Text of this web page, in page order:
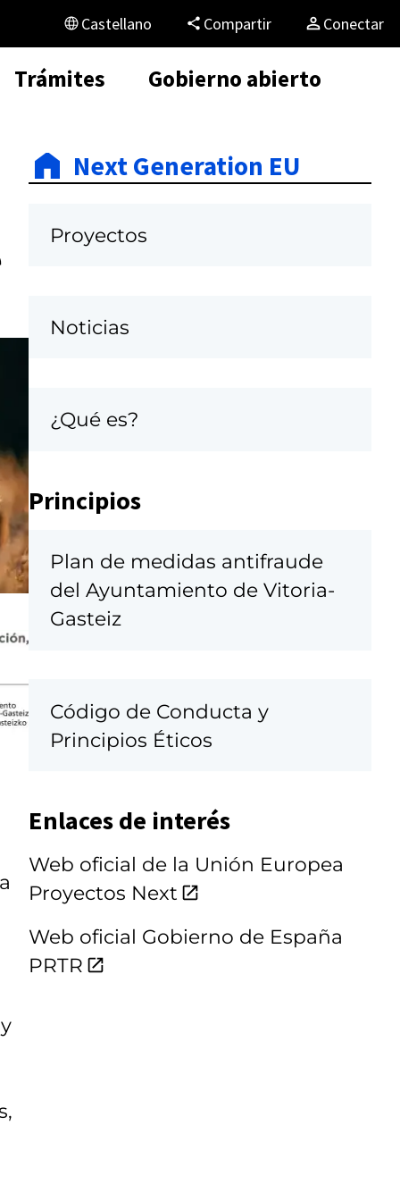
Castellano Compartir Conectar
Trámites Gobierno abierto
Next Generation EU
Proyectos
Noticias
¿Qué es?
Principios
Plan de medidas antifraude
del Ayuntamiento de Vitoria-
Gasteiz
Código de Conducta y
Principios Éticos
Enlaces de interés
Web oficial de la Unión Europea
Proyectos Next
Web oficial Gobierno de España
PRTR